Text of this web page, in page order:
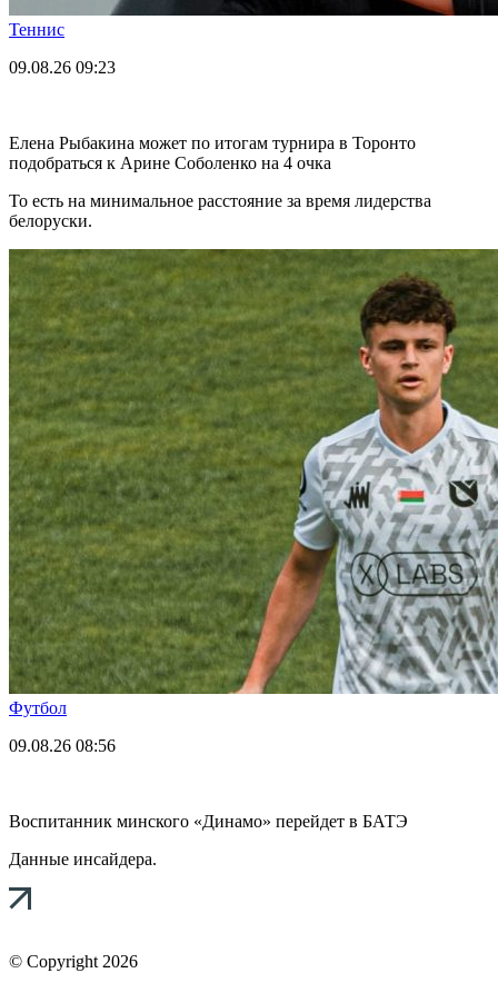
Теннис
09.08.26 09:23
Елена Рыбакина может по итогам турнира в Торонто
подобраться к Арине Соболенко на 4 очка
То есть на минимальное расстояние за время лидерства
белоруски.
Футбол
09.08.26 08:56
Воспитанник минского «Динамо» перейдет в БАТЭ
Данные инсайдера.
© Copyright 2026